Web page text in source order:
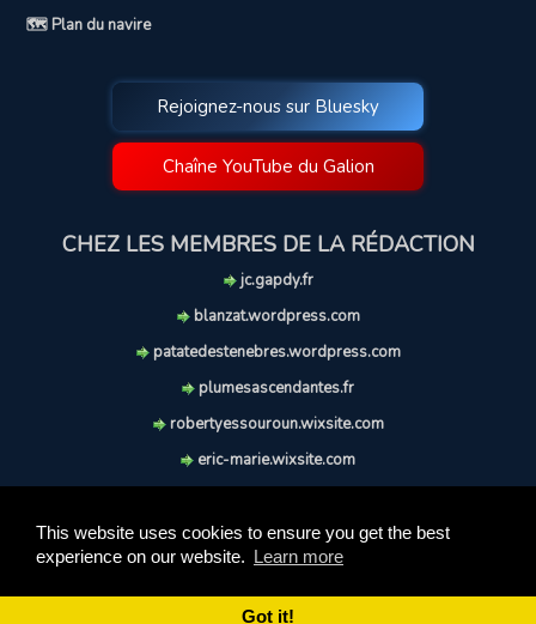
This website uses cookies to ensure you get the best
experience on our website. Learn more
Got it!
🗺️ Plan du navire
Rejoignez-nous sur Bluesky
Chaîne YouTube du Galion
CHEZ LES MEMBRES DE LA RÉDACTION
jc.gapdy.fr
blanzat.wordpress.com
patatedestenebres.wordpress.com
plumesascendantes.fr
robertyessouroun.wixsite.com
eric-marie.wixsite.com
soufflereve.blogspot.com
Ce site est réalisé et maintenu avec coeur et passion.